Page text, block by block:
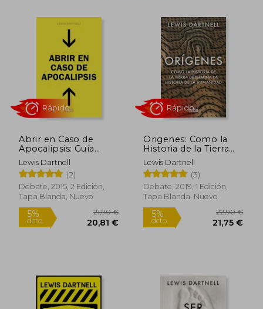
Abrir en Caso de
Apocalipsis: Guía
Rápida Para
Reconstruir la
Civilización
Lewis Dartnell
(2)
Debate, 2015, 2 Edición,
Tapa Blanda, Nuevo
5%
dcto. 20,81 €
Rápido
Origenes: Como la
Historia de la Tierra
Determina la Historia
de la Humanidad
Lewis Dartnell
(3)
Debate, 2019, 1 Edición,
Tapa Blanda, Nuevo
5%
dcto.
Rápido